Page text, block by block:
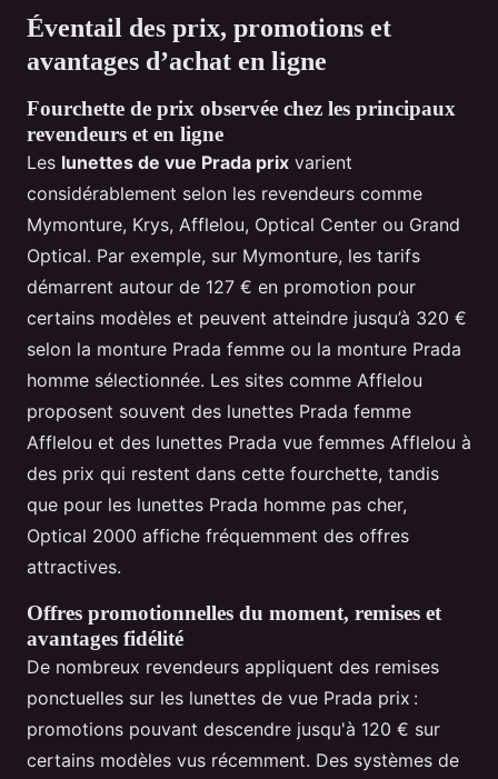
Éventail des prix, promotions et
avantages d’achat en ligne
Fourchette de prix observée chez les principaux
revendeurs et en ligne
Les lunettes de vue Prada prix varient
considérablement selon les revendeurs comme
Mymonture, Krys, Afflelou, Optical Center ou Grand
Optical. Par exemple, sur Mymonture, les tarifs
démarrent autour de 127 € en promotion pour
certains modèles et peuvent atteindre jusqu’à 320 €
selon la monture Prada femme ou la monture Prada
homme sélectionnée. Les sites comme Afflelou
proposent souvent des lunettes Prada femme
Afflelou et des lunettes Prada vue femmes Afflelou à
des prix qui restent dans cette fourchette, tandis
que pour les lunettes Prada homme pas cher,
Optical 2000 affiche fréquemment des offres
attractives.
Offres promotionnelles du moment, remises et
avantages fidélité
De nombreux revendeurs appliquent des remises
ponctuelles sur les lunettes de vue Prada prix :
promotions pouvant descendre jusqu'à 120 € sur
certains modèles vus récemment. Des systèmes de